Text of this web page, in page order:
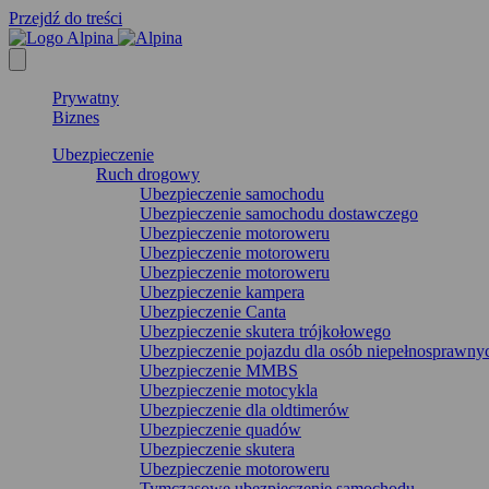
Przejdź do treści
Prywatny
Biznes
Ubezpieczenie
Ruch drogowy
Ubezpieczenie samochodu
Ubezpieczenie samochodu dostawczego
Ubezpieczenie motoroweru
Ubezpieczenie motoroweru
Ubezpieczenie motoroweru
Ubezpieczenie kampera
Ubezpieczenie Canta
Ubezpieczenie skutera trójkołowego
Ubezpieczenie pojazdu dla osób
Ubezpieczenie MMBS
Ubezpieczenie motocykla
Ubezpieczenie dla oldtimerów
Ubezpieczenie quadów
Ubezpieczenie skutera
Ubezpieczenie motoroweru